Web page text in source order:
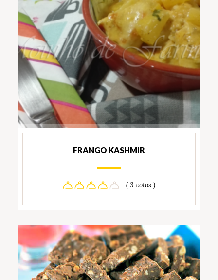
FRANGO KASHMIR
( 3 votos )